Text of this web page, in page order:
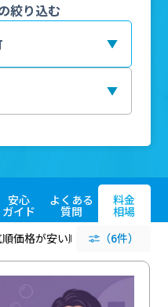
絞り込む
安心
ガイド
よくある
質問
料金
相場
価格が安い順 評価が高い順
（6件）